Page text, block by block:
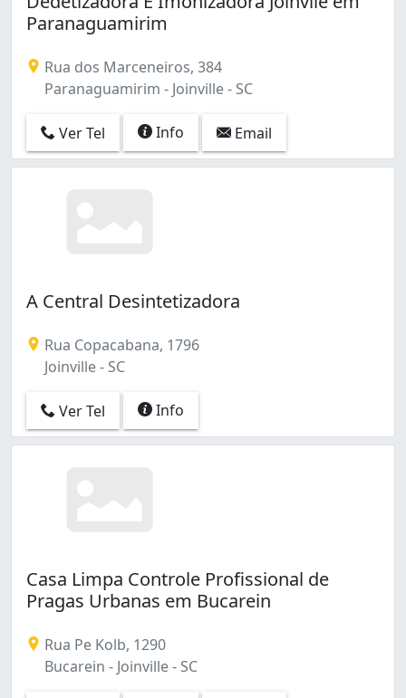
Itaum (1)
Paranaguamirim (1)
Santo Antônio (1)
Vila Nova (1)
Paranaguamirim
Rua dos Marceneiros, 384
Paranaguamirim - Joinville - SC
Ver Tel Info Email
A Central Desintetizadora
Rua Copacabana, 1796
Joinville - SC
Ver Tel Info
Casa Limpa Controle Profissional de
Pragas Urbanas em Bucarein
Rua Pe Kolb, 1290
Bucarein - Joinville - SC